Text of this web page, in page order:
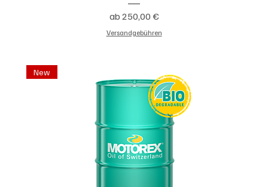
ab 250,00 €
Sale-Preis
Versandgebühren
New